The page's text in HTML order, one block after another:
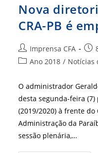
Nova
CRA-PB é
Autor
do
Imprensa CFA
Post
Categoria
post:
Ano 2018 / Notícias
O administrador
desta segunda-feira
(2019/2020) à frente
Administração da
sessão plenária,…